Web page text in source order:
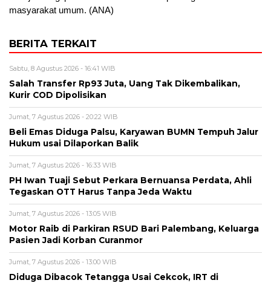
masyarakat umum. (ANA)
BERITA TERKAIT
Sabtu, 8 Agustus 2026 - 16:41 WIB
Salah Transfer Rp93 Juta, Uang Tak Dikembalikan,
Kurir COD Dipolisikan
Jumat, 7 Agustus 2026 - 20:22 WIB
Beli Emas Diduga Palsu, Karyawan BUMN Tempuh Jalur
Hukum usai Dilaporkan Balik
Jumat, 7 Agustus 2026 - 16:33 WIB
PH Iwan Tuaji Sebut Perkara Bernuansa Perdata, Ahli
Tegaskan OTT Harus Tanpa Jeda Waktu
Jumat, 7 Agustus 2026 - 13:05 WIB
Motor Raib di Parkiran RSUD Bari Palembang, Keluarga
Pasien Jadi Korban Curanmor
Jumat, 7 Agustus 2026 - 13:00 WIB
Diduga Dibacok Tetangga Usai Cekcok, IRT di